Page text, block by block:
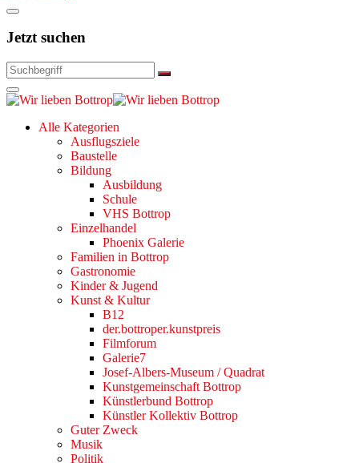
Jetzt suchen
Alle Kategorien
Ausflugsziele
Baustelle
Bildung
Ausbildung
Schule
VHS Bottrop
Einzelhandel
Phoenix Galerie
Familien in Bottrop
Gastronomie
Kinder & Jugend
Kunst & Kultur
B12
der.bottroper.kunstpreis
Filmforum
Galerie7
Josef-Albers-Museum / Quadrat
Kunstgemeinschaft Bottrop
Künstlerbund Bottrop
Künstler Kollektiv Bottrop
Guter Zweck
Musik
Politik